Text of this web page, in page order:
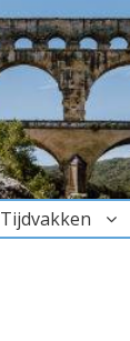
Tijdvakken